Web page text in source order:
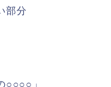
部分
○○○○」